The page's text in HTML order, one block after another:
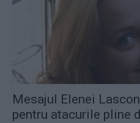
Mesajul Elenei
pentru atacurile pline